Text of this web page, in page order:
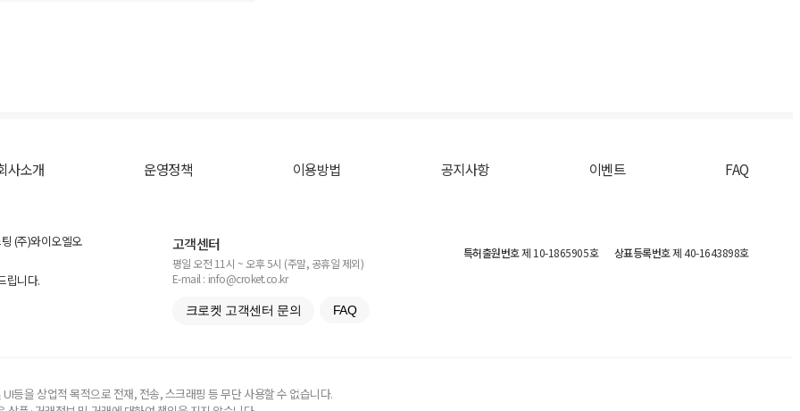
사소개 운영정책 이용방법 공지사항 이벤트 FAQ
(주)와이오엘오
립니다.
고객센터
평일 오전 11시 ~ 오후 5시 (주말, 공휴일 제외)
E-mail : info@croket.co.kr
크로켓 고객센터 문의 FAQ
특허출원번호제 10-1865905호 상표등록번호제 40-1643898호
등을 상업적 목적으로 전재, 전송, 스크래핑 등 무단 사용할 수 없습니다.